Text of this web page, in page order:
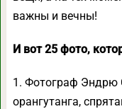
важны и вечны!
И вот 25 фото,
1. Фотограф Эндрю
орангутанга,